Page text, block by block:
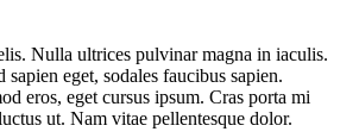
Nulla ultrices pulvinar magna in iaculis.
sapien eget, sodales faucibus sapien.
eros, eget cursus ipsum. Cras porta mi
ut. Nam vitae pellentesque dolor.